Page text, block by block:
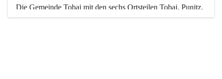
Die Gemeinde Tobaj mit den sechs Ortsteilen Tobaj, Punitz,
Deutsch Tschantschendorf, Kroatisch Tschantschendorf,